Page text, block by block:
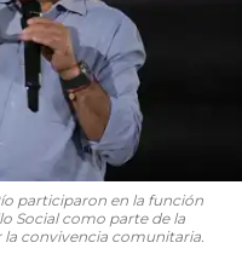
participaron en la función
Social como parte de la
convivencia comunitaria.